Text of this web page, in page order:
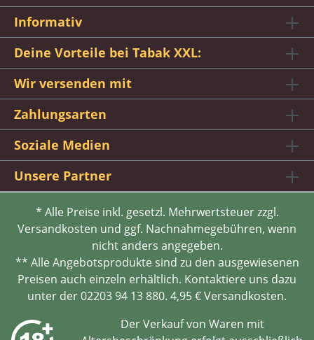
Informativ
Deine Vorteile bei Tabak XXL:
Wir versenden mit
Zahlungsarten
Soziale Medien
Unsere Partner
* Alle Preise inkl. gesetzl. Mehrwertsteuer zzgl.
Versandkosten und ggf. Nachnahmegebühren, wenn
nicht anders angegeben.
** Alle Angebotsprodukte sind zu den ausgewiesenen
Preisen auch einzeln erhältlich. Kontaktiere uns dazu
unter der 02203 94 13 880. 4,95 € Versandkosten.
Der Verkauf von Waren mit